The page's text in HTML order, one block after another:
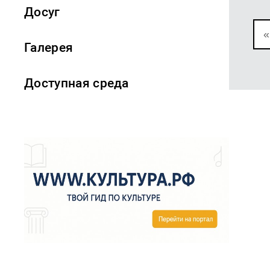
Досуг
Галерея
Доступная среда
«